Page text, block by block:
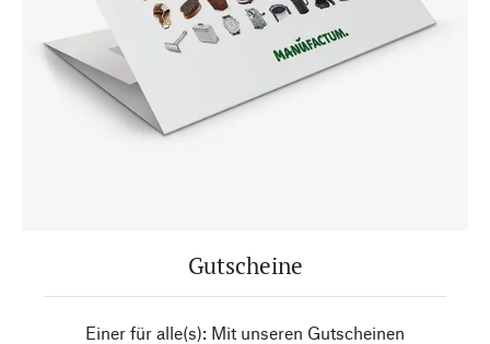
Gutscheine
Einer für alle(s): Mit unseren Gutscheinen